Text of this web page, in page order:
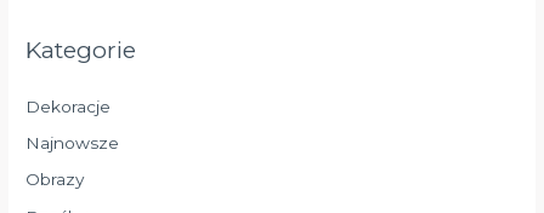
Kategorie
Dekoracje
Najnowsze
Obrazy